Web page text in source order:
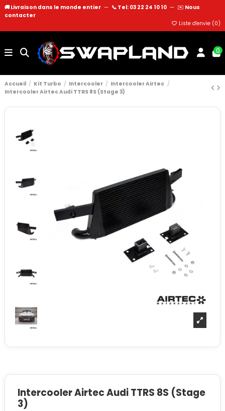
🚚 Livraison dans le monde entier — 📞 Tel: 03 22 24 10 10 — ✉️ Nous
contacter
Liste d'envie (0)
0
Accueil Kit Turbo Intercooler
Intercooler Airtec
Intercooler Airtec Audi TTRS 8S (Stage 3)
Intercooler Airtec Audi TTRS 8S (Stage
3)